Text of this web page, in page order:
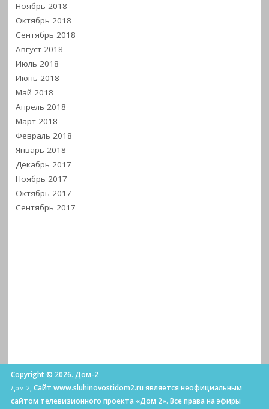
Ноябрь 2018
Октябрь 2018
Сентябрь 2018
Август 2018
Июль 2018
Июнь 2018
Май 2018
Апрель 2018
Март 2018
Февраль 2018
Январь 2018
Декабрь 2017
Ноябрь 2017
Октябрь 2017
Сентябрь 2017
Copyright © 2026. Дом-2
Дом-2, Сайт www.sluhinovostidom2.ru является неофициальным
сайтом телевизионного проекта «Дом 2». Все права на эфиры